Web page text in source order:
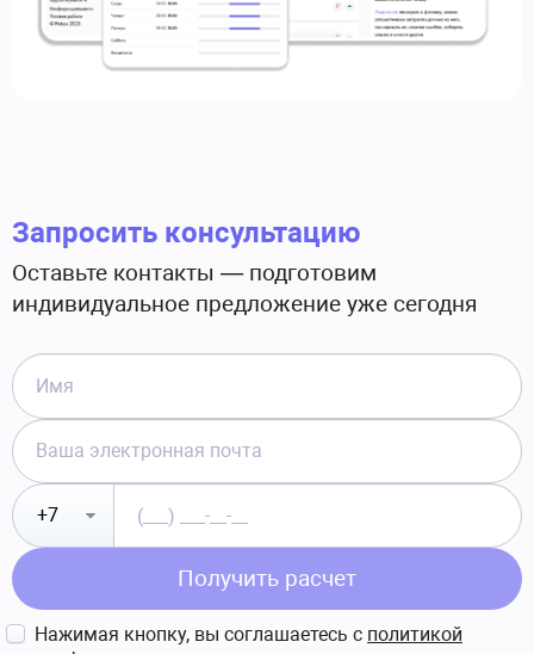
Запросить консультацию
Оставьте контакты — подготовим
индивидуальное предложение уже сегодня
Получить расчет
Нажимая кнопку, вы соглашаетесь с политикой